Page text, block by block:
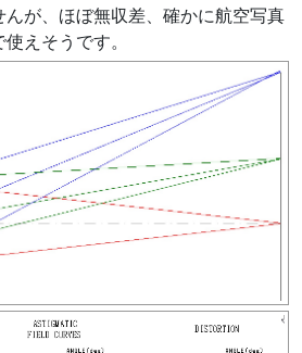
んが、ほぼ無収差、確かに航空写真
使えそうです。